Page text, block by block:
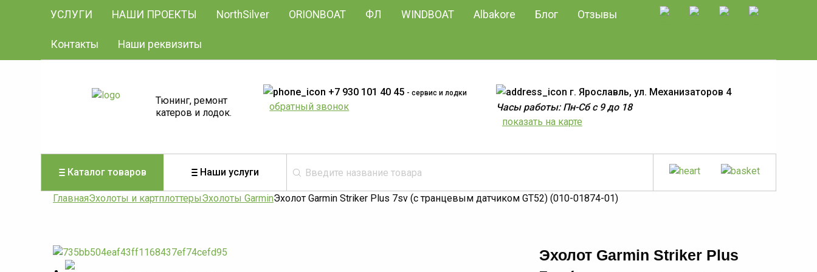
УСЛУГИ НАШИ ПРОЕКТЫ NorthSilver ORIONBOAT ФЛ WINDBOAT Albakore Блог Отзывы
Контакты Наши реквизиты
Тюнинг, ремонт
катеров и лодок.
+7 930 101 40 45 - сервис и лодки
обратный звонок
г. Ярославль, ул. Механизаторов 4
Часы работы: Пн-Сб с 9 до 18
показать на карте
Каталог товаров Наши услуги
ГлавнаяЭхолоты и картплоттерыЭхолоты GarminЭхолот Garmin Striker Plus 7sv (с транцевым датчиком GT52) (010-01874-01)
Эхолот Garmin Striker Plus